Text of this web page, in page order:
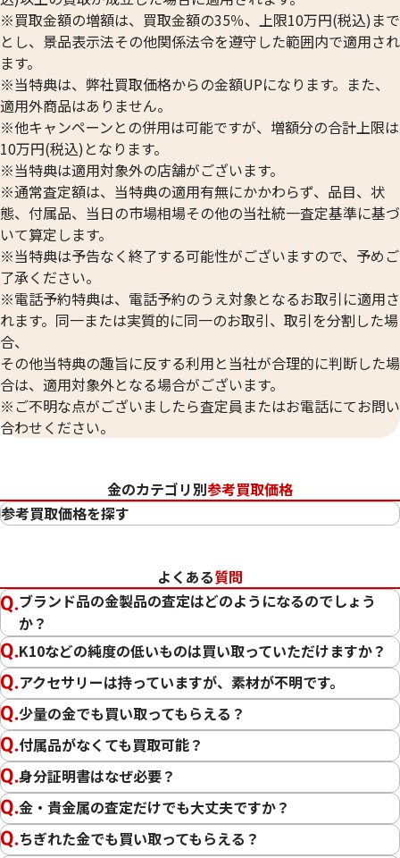
※買取金額の増額は、買取金額の35％、上限10万円(税込)まで
とし、景品表示法その他関係法令を遵守した範囲内で適用され
ます。
※当特典は、弊社買取価格からの金額UPになります。また、
適用外商品はありません。
※他キャンペーンとの併用は可能ですが、増額分の合計上限は
10万円(税込)となります。
※当特典は適用対象外の店舗がございます。
※通常査定額は、当特典の適用有無にかかわらず、品目、状
態、付属品、当日の市場相場その他の当社統一査定基準に基づ
いて算定します。
※当特典は予告なく終了する可能性がございますので、予めご
了承ください。
※電話予約特典は、電話予約のうえ対象となるお取引に適用さ
れます。同一または実質的に同一のお取引、取引を分割した場
合、
その他当特典の趣旨に反する利用と当社が合理的に判断した場
合は、適用対象外となる場合がございます。
※ご不明な点がございましたら査定員またはお電話にてお問い
合わせください。
金のカテゴリ別参考買取価格
参考買取価格を探す
22金（K22）
21.6金（K21.6）
20金（K20）
18金（K18）
14金（K14）
12金（K12）
10金（K10）
金
プラチナ
よくある質問
ブランド品の金製品の査定はどのようになるのでしょう
か？
K10などの純度の低いものは買い取っていただけますか？
アクセサリーは持っていますが、素材が不明です。
少量の金でも買い取ってもらえる？
付属品がなくても買取可能？
身分証明書はなぜ必要？
金・貴金属の査定だけでも大丈夫ですか？
ちぎれた金でも買い取ってもらえる？